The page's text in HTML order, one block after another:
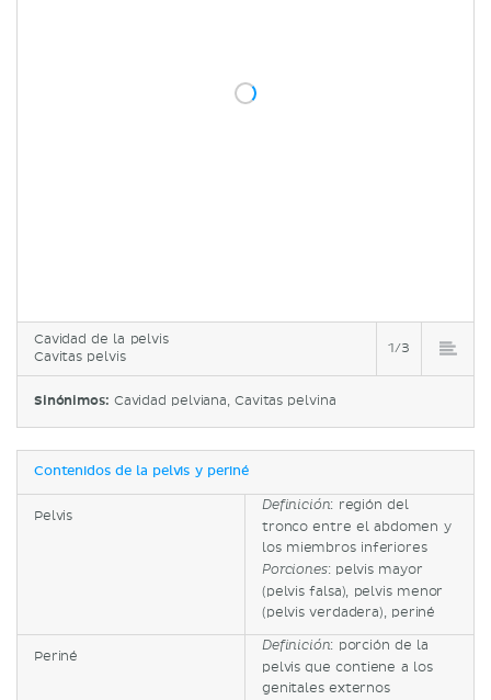
Cavidad de la pelvis
Cavitas pelvis
1/3
Sinónimos: Cavidad pelviana, Cavitas pelvina
Contenidos de la pelvis y periné
Pelvis
Definición: región del
tronco entre el abdomen y
los miembros inferiores
Porciones: pelvis mayor
(pelvis falsa), pelvis menor
(pelvis verdadera), periné
Periné
Definición: porción de la
pelvis que contiene a los
genitales externos